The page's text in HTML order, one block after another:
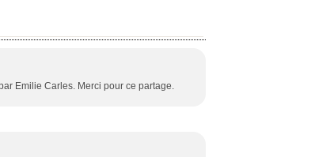
Emilie Carles. Merci pour ce partage.